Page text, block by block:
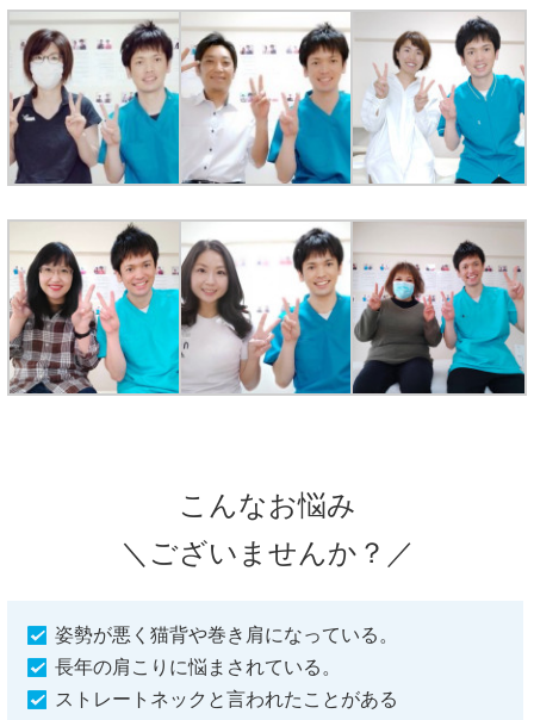
こんなお悩み
＼ございませんか？／
姿勢が悪く猫背や巻き肩になっている。
長年の肩こりに悩まされている。
ストレートネックと言われたことがある